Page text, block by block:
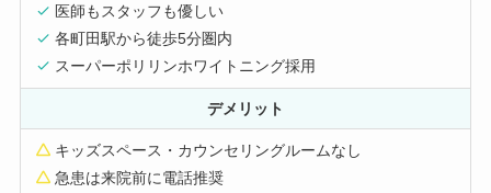
医師もスタッフも優しい
各町田駅から徒歩5分圏内
スーパーポリリンホワイトニング採用
デメリット
キッズスペース・カウンセリングルームなし
急患は来院前に電話推奨